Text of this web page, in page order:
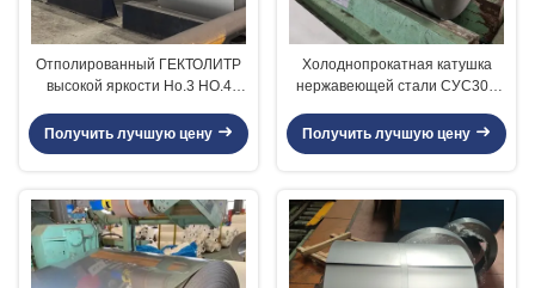
Отполированный ГЕКТОЛИТР
высокой яркости Но.3 НО.4
финиша 304
Получить лучшую цену
Холоднопрокатная катушка
нержавеющей стали СУС304
3.0мм/610мм
Получить лучшую цену